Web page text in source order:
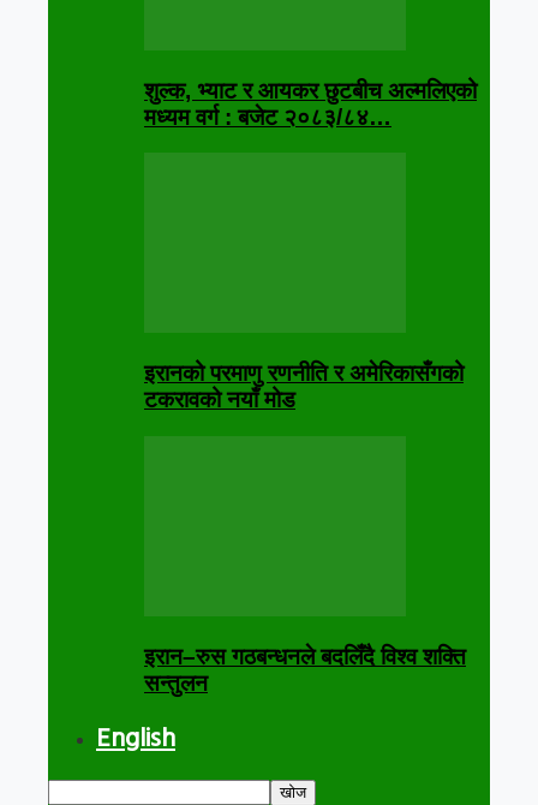
शुल्क, भ्याट र आयकर छुटबीच अल्मलिएको
मध्यम वर्ग : बजेट २०८३/८४…
इरानको परमाणु रणनीति र अमेरिकासँगको
टकरावको नयाँ मोड
इरान–रुस गठबन्धनले बदलिँदै विश्व शक्ति
सन्तुलन
English